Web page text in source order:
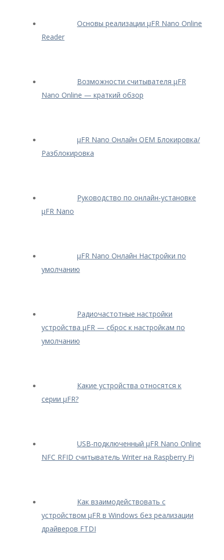
Основы реализации μFR Nano Online
Reader
Возможности считывателя μFR
Nano Online — краткий обзор
μFR Nano Онлайн OEM Блокировка/
Разблокировка
Руководство по онлайн-установке
μFR Nano
μFR Nano Онлайн Настройки по
умолчанию
Радиочастотные настройки
устройства μFR — сброс к настройкам по
умолчанию
Какие устройства относятся к
серии μFR?
USB-подключенный μFR Nano Online
NFC RFID считыватель Writer на Raspberry Pi
Как взаимодействовать с
устройством μFR в Windows без реализации
драйверов FTDI